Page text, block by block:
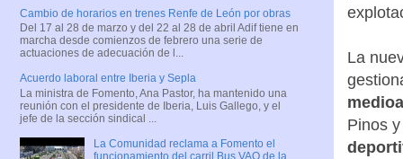
La
Pinos
Cambio de horarios en trenes Renfe de León por obras
Del 17 al 28 de marzo y del 22 al 28 de abril Adif tiene en
marcha desde comienzos de febrero una serie de
actuaciones de adecuación de l...
Acuerdo laboral entre Iberia y Sepla
La ministra de Fomento, Ana Pastor, ha mantenido una
reunión con el presidente de Iberia, Luis Gallego, y el
jefe de la sección sindical ...
La Comunidad reclama a Fomento el
funcionamiento del carril Bus VAO de la